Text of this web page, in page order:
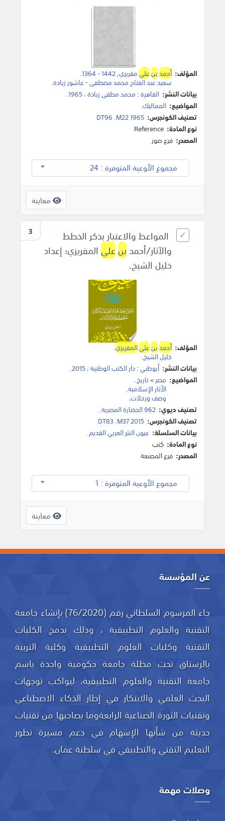
المؤلف: أحمدبنعليمقريزي,
.
سعيد عبد الفتاح محمد مصطفى - عاشور زيادة.
بيانات النشر: القاهرة: محمد مطفى زيادة،1965
.
المواضيع: المماليك.
تصنيف الكونجرس: DT96 .M22 1965
نوع المادة: Reference
المصدر: فرع صور
مجموع الأوعية المتوفرة : 24
معاينة
3
المواعظ والاعتبار بذكر الخطط
والآثار/أحمدبنعلي المقريزي؛ إعداد
خليل الشيخ.
المؤلف: أحمدبنعليالمقريزي.
خليل الشيخ.
بيانات النشر: أبوظبي:دار الكتب الوطنية،2015
.
المواضيع: مصر>تاريخ.
الآثار الإسلامية.
وصف ورحلات.
تصنيف ديوي: 962 الحضارة المصرية.
تصنيف الكونجرس: DT83 .M37 2015
بيانات السلسلة: عيون النثر العربي القديم.
نوع المادة: كتب
المصدر: فرع المصنعة
مجموع الأوعية المتوفرة : 1
معاينة
عن المؤسسة
جاء المرسوم السلطاني رقم (76/2020) بإنشاء جامعة
التقنية والعلوم التطبيقية ، وذلك بدمج الكليات
التقنية وكليات العلوم التطبيقية وكلية التربية
بالرستاق تحت مظلة جامعة حكومية واحدة باسم
جامعة التقنية والعلوم التطبيقية، ليواكب توجهات
البحث العلمي والابتكار في إطار الذكاء الاصطناعي
وتقنيات الثورة الصناعية الرابعةوما يصاحبها من تقنيات
حديثة من شأنها الإسهام في دعم مسيرة تطور
التعليم التقني والتطبيقي في سلطنة عمان.
وصلات مهمة